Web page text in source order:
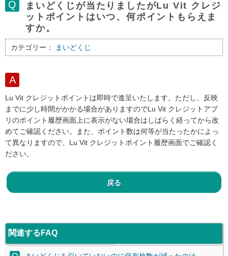
まいどくじが当たりましたがLu Vit クレジ
ットポイントはいつ、何ポイントもらえま
すか。
カテゴリー： まいどくじ
Lu Vit クレジットポイントは即時で進呈いたします。ただし、反映
までに少し時間がかかる場合がありますのでLu Vit クレジットアプ
リのポイント履歴画面上に表示がない場合はしばらく経ってから改
めてご確認ください。また、ポイント数は何等が当たったかによっ
て異なりますので、Lu Vit クレジットポイント履歴画面でご確認く
ださい。
戻る
関連するFAQ